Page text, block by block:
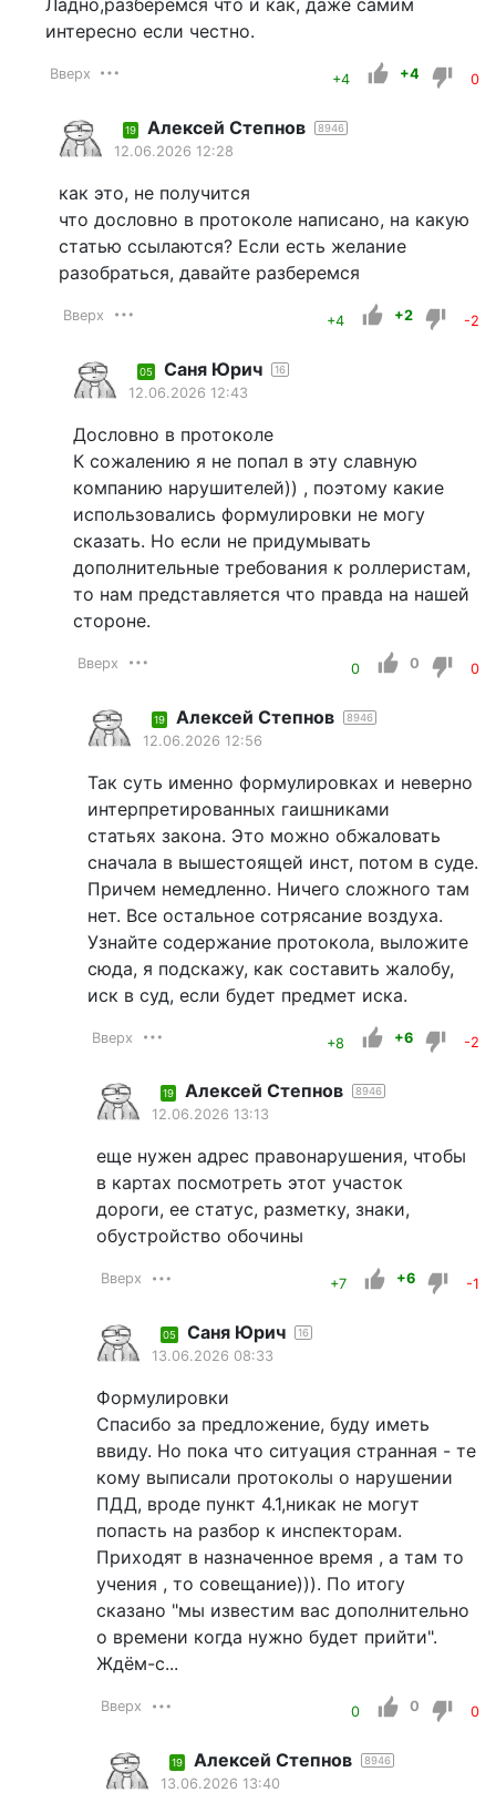
интересно если честно.
Вверх +4 +4 0
19 Алексей Степнов 8946
12.06.2026 12:28
как это, не получится
что дословно в протоколе написано, на какую
статью ссылаются? Если есть желание
разобраться, давайте разберемся
Вверх +4 +2 -2
05 Саня Юрич 16
12.06.2026 12:43
Дословно в протоколе
К сожалению я не попал в эту славную
компанию нарушителей)) , поэтому какие
использовались формулировки не могу
сказать. Но если не придумывать
дополнительные требования к роллеристам,
то нам представляется что правда на нашей
стороне.
Вверх 0 0 0
19 Алексей Степнов 8946
12.06.2026 12:56
Так суть именно формулировках и неверно
интерпретированных гаишниками
статьях закона. Это можно обжаловать
сначала в вышестоящей инст, потом в суде.
Причем немедленно. Ничего сложного там
нет. Все остальное сотрясание воздуха.
Узнайте содержание протокола, выложите
сюда, я подскажу, как составить жалобу,
иск в суд, если будет предмет иска.
Вверх +8 +6 -2
19 Алексей Степнов 8946
12.06.2026 13:13
еще нужен адрес правонарушения, чтобы
в картах посмотреть этот участок
дороги, ее статус, разметку, знаки,
обустройство обочины
Вверх +7 +6 -1
05 Саня Юрич 16
13.06.2026 08:33
Формулировки
Спасибо за предложение, буду иметь
ввиду. Но пока что ситуация странная - те
кому выписали протоколы о нарушении
ПДД, вроде пункт 4.1,никак не могут
попасть на разбор к инспекторам.
Приходят в назначенное время , а там то
учения , то совещание))). По итогу
сказано "мы известим вас дополнительно
о времени когда нужно будет прийти".
Ждём-с...
Вверх 0 0 0
19 Алексей Степнов 8946
13.06.2026 13:40